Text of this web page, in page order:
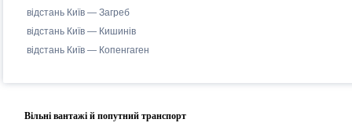
відстань Київ — Загреб
відстань Київ — Кишинів
відстань Київ — Копенгаген
Вільні вантажі й попутний транспорт